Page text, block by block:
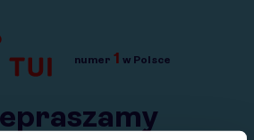
numer 1 w Polsce